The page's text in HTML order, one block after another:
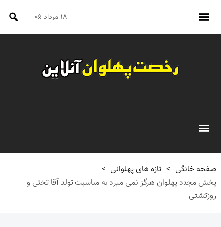
۱۸ مرداد ۰۵
صفحه خانگی > تازه های پهلوانی >
پخش مجدد پهلوان هرگز نمی میرد به مناسبت تولد آقا تختی و
روزکشتی